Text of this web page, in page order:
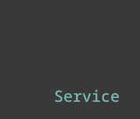
Service